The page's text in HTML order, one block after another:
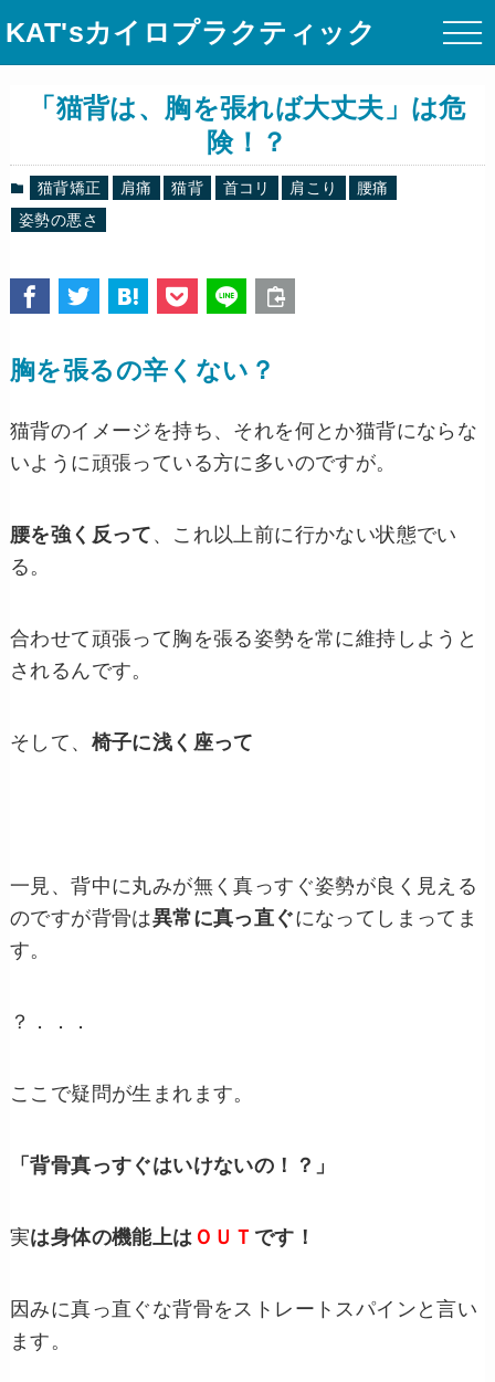
KAT'sカイロプラクティック
「猫背は、胸を張れば大丈夫」は危
険！？
猫背矯正 肩痛 猫背 首コリ 肩こり
腰痛
姿勢の悪さ
胸を張るの辛くない？
猫背のイメージを持ち、それを何とか猫背にならな
いように頑張っている方に多いのですが。
腰を強く反って 、これ以上前に行かない状態でい
る。
合わせて頑張って胸を張る姿勢を常に維持しようと
されるんです。
そして、 椅子に浅く座って
一見、背中に丸みが無く真っすぐ姿勢が良く見える
のですが背骨は異常に真っ直ぐになってしまってま
す。
？．．．
ここで疑問が生まれます。
「背骨真っすぐはいけないの！？」
実は身体の機能上は ＯＵＴ です！
因みに真っ直ぐな背骨をストレートスパインと言い
ます。